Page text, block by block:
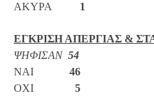
ΑΚΥΡΑ 1
ΕΓΚΡΙΣΗ ΑΠΕΡΓΙΑΣ &
ΨΗΦΙΣΑΝ 54
ΝΑΙ 46
ΟΧΙ 5